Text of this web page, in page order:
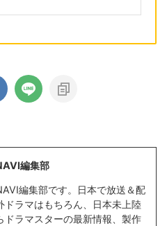
編集部
編集部です。日本で放送＆配
ドラマはもちろん、日本未上陸
ドラマスターの最新情報、製作